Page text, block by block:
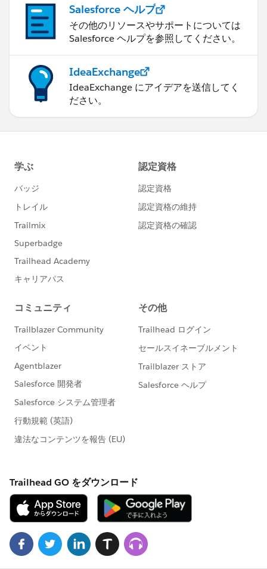
Salesforce ヘルプ
その他のリソースやサポートについては
Salesforce ヘルプを参照してください。
IdeaExchange
IdeaExchange にアイデアを送信してく
ださい。